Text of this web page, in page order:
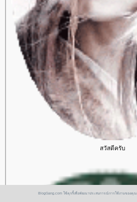
สวัสดีครับ
BlogGang.com ใช้คุกกี้เพื่อพัฒนาประสบการณ์การใช้งานของคุณ